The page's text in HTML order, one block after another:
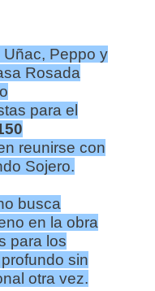
Uñac, Peppo y
Rosada
para el
reunirse con
Sojero.
busca
en la obra
para los
sin
otra vez.